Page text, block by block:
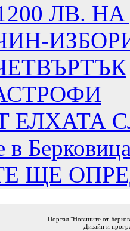
ЛВ.
ЕЛХАТА
в
ЩЕ
Портал "Новините от
Дизайн и